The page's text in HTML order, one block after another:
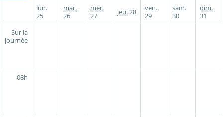
lun.
25
mar.
26
mer.
27
jeu.28
ven.
29
sam.
30
dim.
31
Sur la
journée
08h